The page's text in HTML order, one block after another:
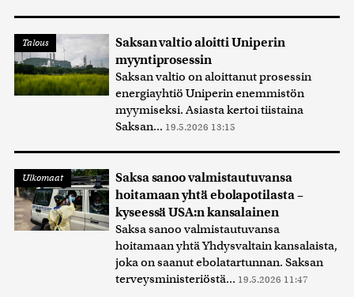
Talous
Saksan valtio aloitti Uniperin
myyntiprosessin
Saksan valtio on aloittanut prosessin
energiayhtiö Uniperin enemmistön
myymiseksi. Asiasta kertoi tiistaina
Saksan... 19.5.2026 13:15
Ulkomaat
Saksa sanoo valmistautuvansa
hoitamaan yhtä ebolapotilasta –
kyseessä USA:n kansalainen
Saksa sanoo valmistautuvansa
hoitamaan yhtä Yhdysvaltain kansalaista,
joka on saanut ebolatartunnan. Saksan
terveysministeriöstä... 19.5.2026 11:47